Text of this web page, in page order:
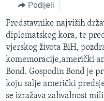
pretraguBOSNA I HERCEGOVINA
SVIJET
SPECIJALNI PROJEKTI
KORUPCIJA
SLOBODA MEDIJA
ŽENSKA STRANA
IZBJEGLIČKA STRANA
MAGAZIN
Podijeli
Predstavnike najviših
diplomatskog kora, te
vjerskog života BiH,
komemoracije,američki
Bond. Gospodin Bond je
koju salje američki
se izražava zahvalnost